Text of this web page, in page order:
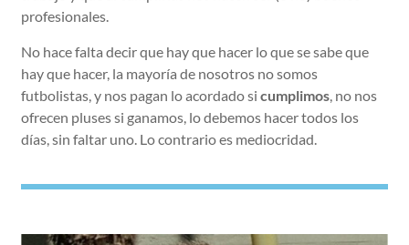
profesionales.
No hace falta decir que hay que hacer lo que se sabe que
hay que hacer, la mayoría de nosotros no somos
futbolistas, y nos pagan lo acordado sicumplimos, no nos
ofrecen pluses si ganamos, lo debemos hacer todos los
días, sin faltar uno. Lo contrario es mediocridad.